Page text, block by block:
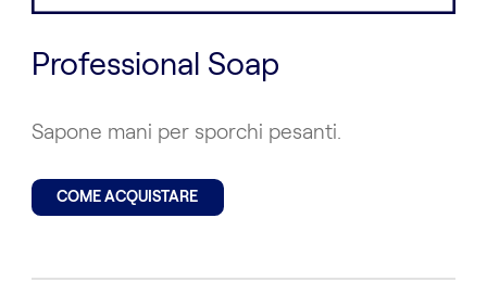
Professional Soap
Sapone mani per sporchi pesanti.
COME ACQUISTARE